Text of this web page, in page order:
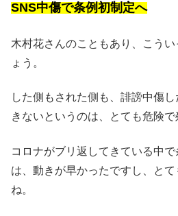
SNS中傷で条例初制定へ
木村花さんのこともあり、こう
ょう。
した側もされた側も、誹謗中傷
きないというのは、とても危険で
コロナがブリ返してきている中
は、動きが早かったですし、と
ね。